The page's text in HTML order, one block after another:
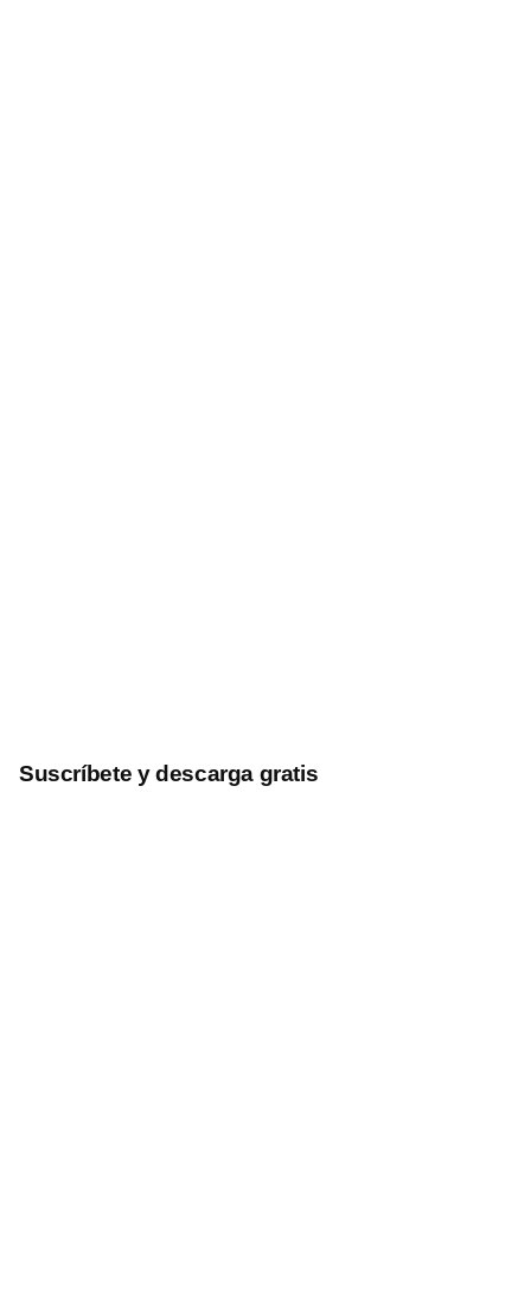
Suscríbete y descarga gratis